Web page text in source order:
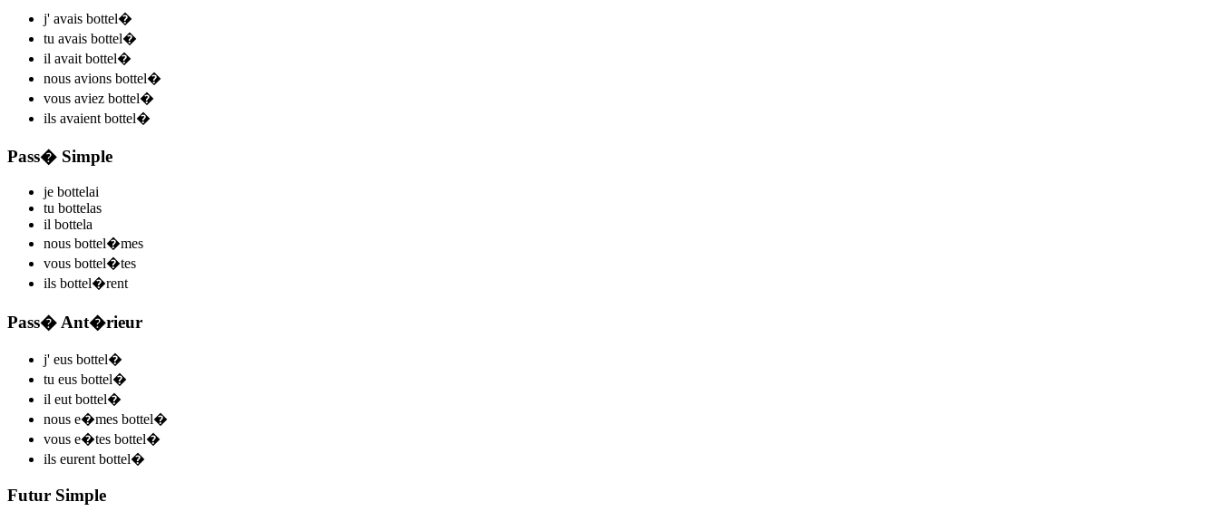
j' avais bottel�
tu avais bottel�
il avait bottel�
nous avions bottel�
vous aviez bottel�
ils avaient bottel�
Pass� Simple
je bottelai
tu bottelas
il bottela
nous bottel�mes
vous bottel�tes
ils bottel�rent
Pass� Ant�rieur
j' eus bottel�
tu eus bottel�
il eut bottel�
nous e�mes bottel�
vous e�tes bottel�
ils eurent bottel�
Futur Simple